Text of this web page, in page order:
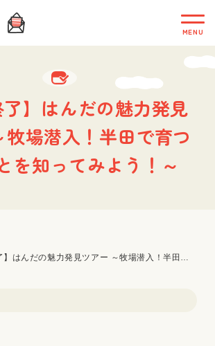
了】はんだの魅力発見
牧場潜入！半田で育つ
を知ってみよう！～
【受付終了】はんだの魅力発見ツアー ～牧場潜入！半田で育つ牛のことを知ってみよう！～